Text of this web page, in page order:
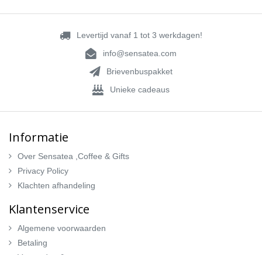
Levertijd vanaf 1 tot 3 werkdagen!
info@sensatea.com
Brievenbuspakket
Unieke cadeaus
Informatie
Over Sensatea ,Coffee & Gifts
Privacy Policy
Klachten afhandeling
Klantenservice
Algemene voorwaarden
Betaling